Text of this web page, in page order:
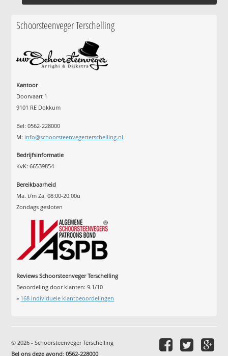
Schoorsteenveger Terschelling
Kantoor
Doorvaart 1
9101 RE Dokkum
Bel: 0562-228000
M: info@schoorsteenvegerterschelling.nl
Bedrijfsinformatie
KvK: 66539854
Bereikbaarheid
Ma. t/m Za. 08:00-20:00u
Zondags gesloten
Reviews Schoorsteenveger Terschelling
Beoordeling door klanten:9.1/10
» 168 individuele klantbeoordelingen
© 2026 - Schoorsteenveger Terschelling
Bel ons deze avond:0562-228000